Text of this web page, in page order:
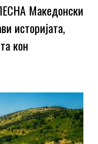
Македонски
историјата,
кон